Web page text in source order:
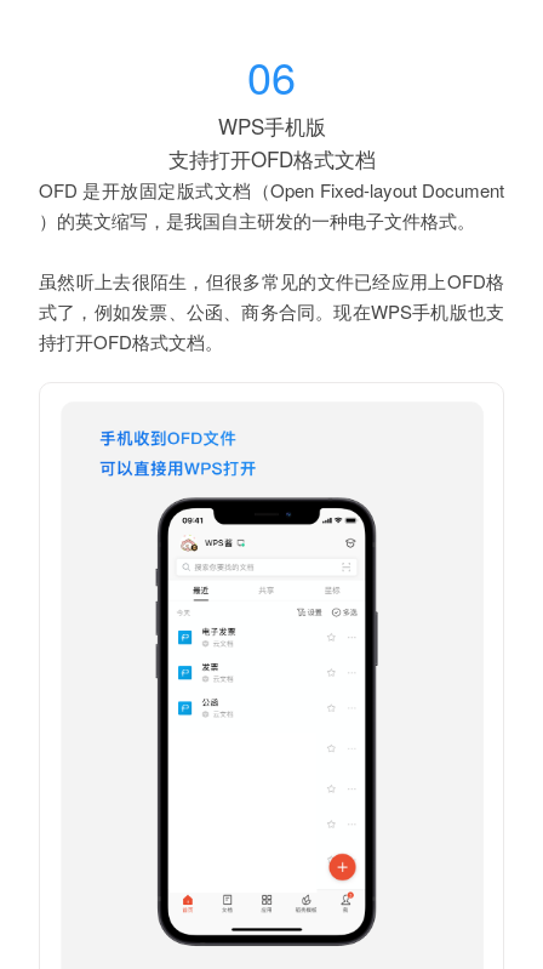
06
WPS手机版
支持打开OFD格式文档
OFD 是开放固定版式文档（Open Fixed-layout Document
）的英文缩写，是我国自主研发的一种电子文件格式。
虽然听上去很陌生，但很多常见的文件已经应用上OFD格
式了，例如发票、公函、商务合同。现在WPS手机版也支
持打开OFD格式文档。